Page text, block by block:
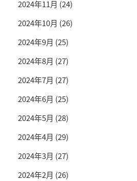
2024年11月 (24)
2024年10月 (26)
2024年9月 (25)
2024年8月 (27)
2024年7月 (27)
2024年6月 (25)
2024年5月 (28)
2024年4月 (29)
2024年3月 (27)
2024年2月 (26)